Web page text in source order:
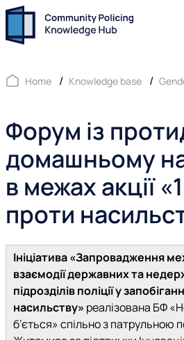
Home Knowledge base
Форум із
домашньому
в межах акції
проти
Ініціатива «Запровадження
взаємодії державних та
підрозділів поліції у
насильству» реалізована БФ
б’ється» спільно з патрульною